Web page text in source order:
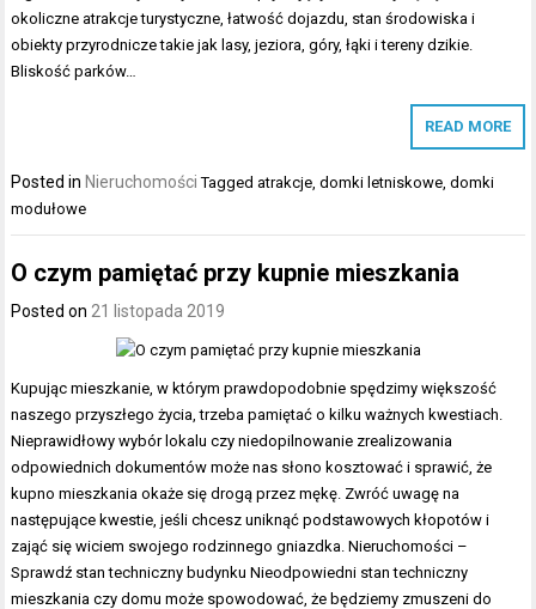
okoliczne atrakcje turystyczne, łatwość dojazdu, stan środowiska i
obiekty przyrodnicze takie jak lasy, jeziora, góry, łąki i tereny dzikie.
Bliskość parków…
READ MORE
Posted in Nieruchomości Taggedatrakcje,domki letniskowe,domki
modułowe
O czym pamiętać przy kupnie mieszkania
Posted on 21 listopada 2019
Kupując mieszkanie, w którym prawdopodobnie spędzimy większość
naszego przyszłego życia, trzeba pamiętać o kilku ważnych kwestiach.
Nieprawidłowy wybór lokalu czy niedopilnowanie zrealizowania
odpowiednich dokumentów może nas słono kosztować i sprawić, że
kupno mieszkania okaże się drogą przez mękę. Zwróć uwagę na
następujące kwestie, jeśli chcesz uniknąć podstawowych kłopotów i
zająć się wiciem swojego rodzinnego gniazdka. Nieruchomości –
Sprawdź stan techniczny budynku Nieodpowiedni stan techniczny
mieszkania czy domu może spowodować, że będziemy zmuszeni do